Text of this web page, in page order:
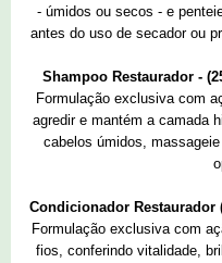
- úmidos ou secos - e
antes do uso de secador ou
Shampoo Restaurador -
Formulação exclusiva com
agredir e mantém a camada
cabelos úmidos,
Condicionador Restaurador
Formulação exclusiva com
fios, conferindo vitalidade,